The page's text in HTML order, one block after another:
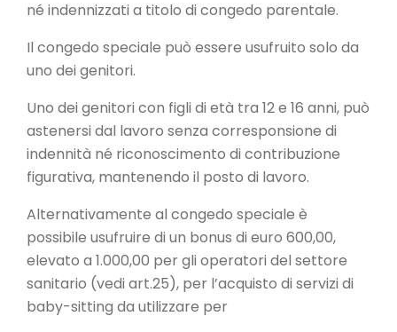
né indennizzati a titolo di congedo parentale.
Il congedo speciale può essere usufruito solo da
uno dei genitori.
Uno dei genitori con figli di età tra 12 e 16 anni, può
astenersi dal lavoro senza corresponsione di
indennità né riconoscimento di contribuzione
figurativa, mantenendo il posto di lavoro.
Alternativamente al congedo speciale è
possibile usufruire di un bonus di euro 600,00,
elevato a 1.000,00 per gli operatori del settore
sanitario (vedi art.25), per l’acquisto di servizi di
baby-sitting da utilizzare per